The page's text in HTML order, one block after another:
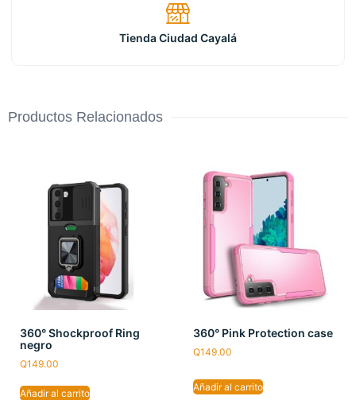
Tienda Ciudad Cayalá
Productos Relacionados
360° Shockproof Ring
negro
Q149.00
Añadir al carrito
360° Pink Protection case
Q149.00
Añadir al carrito